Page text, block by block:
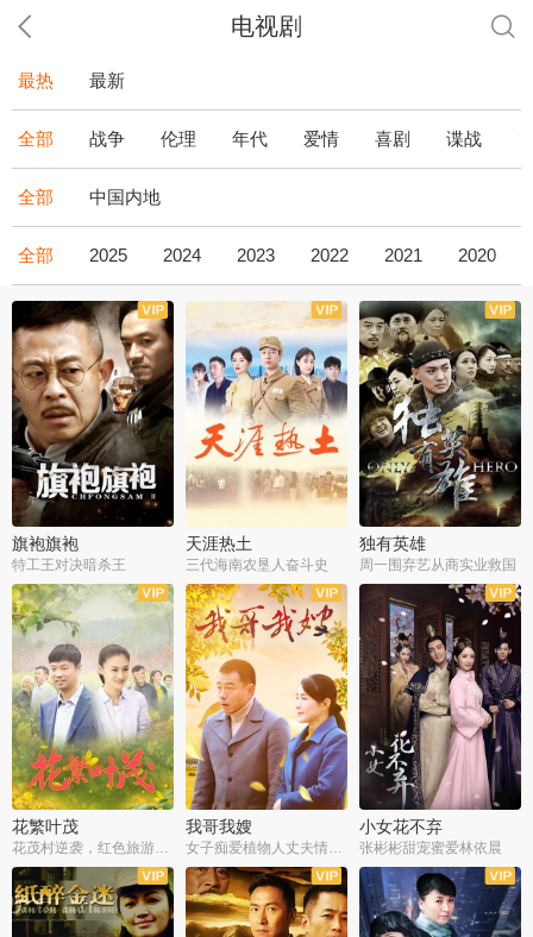
电视剧
最热 最新
全部 战争 伦理 年代 爱情 喜剧 谍战
全部 中国内地
全部 2025 2024 2023 2022 2021 2020
全43集
旗袍旗袍
特工王对决暗杀王
全36集
天涯热土
三代海南农垦人奋斗史
全34集
独有英雄
周一围弃艺从商实业救国
全34集
花繁叶茂
花茂村逆袭，红色旅游出圈
全50集
我哥我嫂
女子痴爱植物人丈夫情定一生
全51集
小女花不弃
张彬彬甜宠蜜爱林依晨
全42集
全35集 全32集